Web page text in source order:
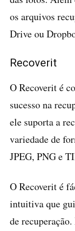
os arquivos
Drive ou
Recoverit
O Recoverit é
sucesso na
ele suporta a
variedade de
JPEG, PNG e
O Recoverit é
intuitiva que
de